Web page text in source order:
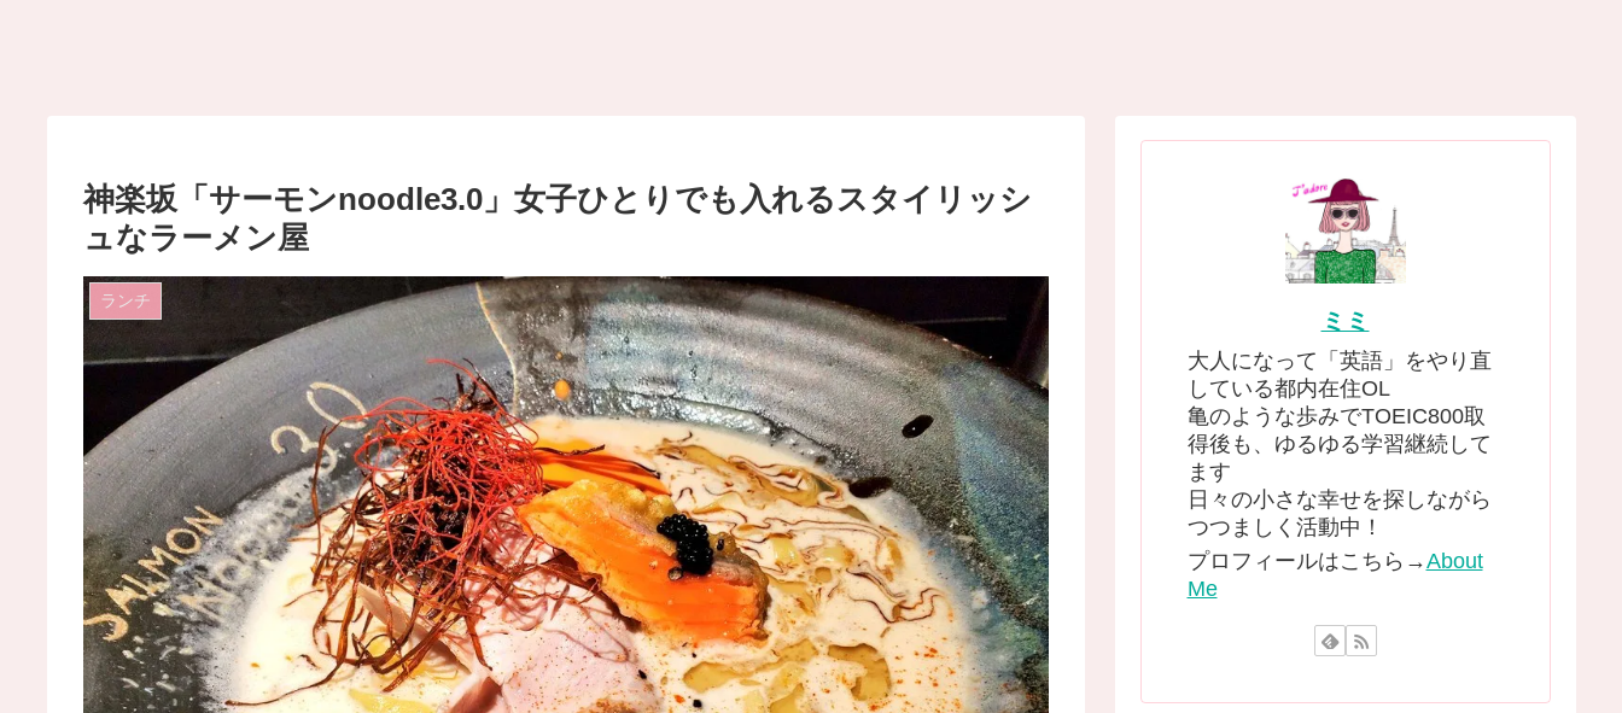
神楽坂「サーモンnoodle3.0」女子ひとりでも入れるスタイリッシ
ュなラーメン屋
ランチ
ミミ
大人になって「英語」をやり直
している都内在住OL
亀のような歩みでTOEIC800取
得後も、ゆるゆる学習継続して
ます
日々の小さな幸せを探しながら
つつましく活動中！
プロフィールはこちら→About
Me